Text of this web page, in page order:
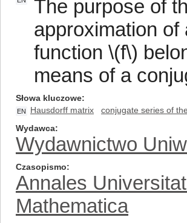
The purpose of
approximation
function \(f\)
means of a
Słowa kluczowe
EN Hausdorff matrix conjugate series of
Wydawca
Wydawnictwo
Czasopismo
Annales
Mathematica